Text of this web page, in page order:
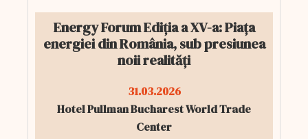
Energy Forum Ediția a XV-a: Piața
energiei din România, sub presiunea
noii realități
31.03.2026
Hotel Pullman Bucharest World Trade
Center